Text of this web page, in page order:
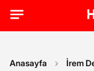
Anasayfa İrem